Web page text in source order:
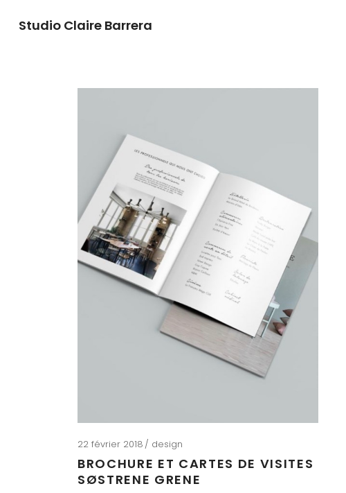
Studio Claire Barrera
22 février 2018 design
BROCHURE ET CARTES DE VISITES
SØSTRENE GRENE